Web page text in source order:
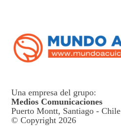
Una empresa del grupo:
Medios Comunicaciones
Puerto Montt, Santiago - Chile
© Copyright 2026